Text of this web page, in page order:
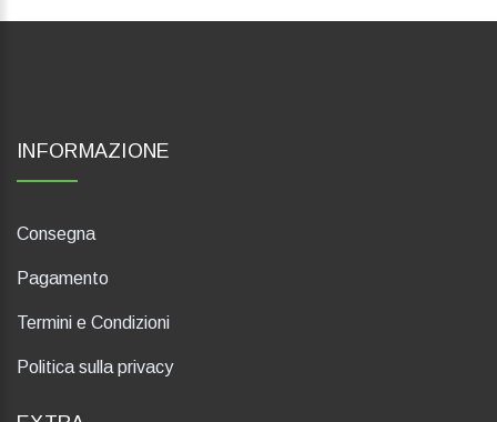
INFORMAZIONE
Consegna
Pagamento
Termini e Condizioni
Politica sulla privacy